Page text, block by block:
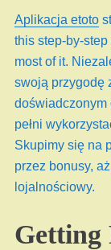
Aplikacja etoto
this step-by-
most of it.
swoją przygodę
doświadczonym
pełni
Skupimy się na
przez bonusy,
lojalnościowy.
Getting